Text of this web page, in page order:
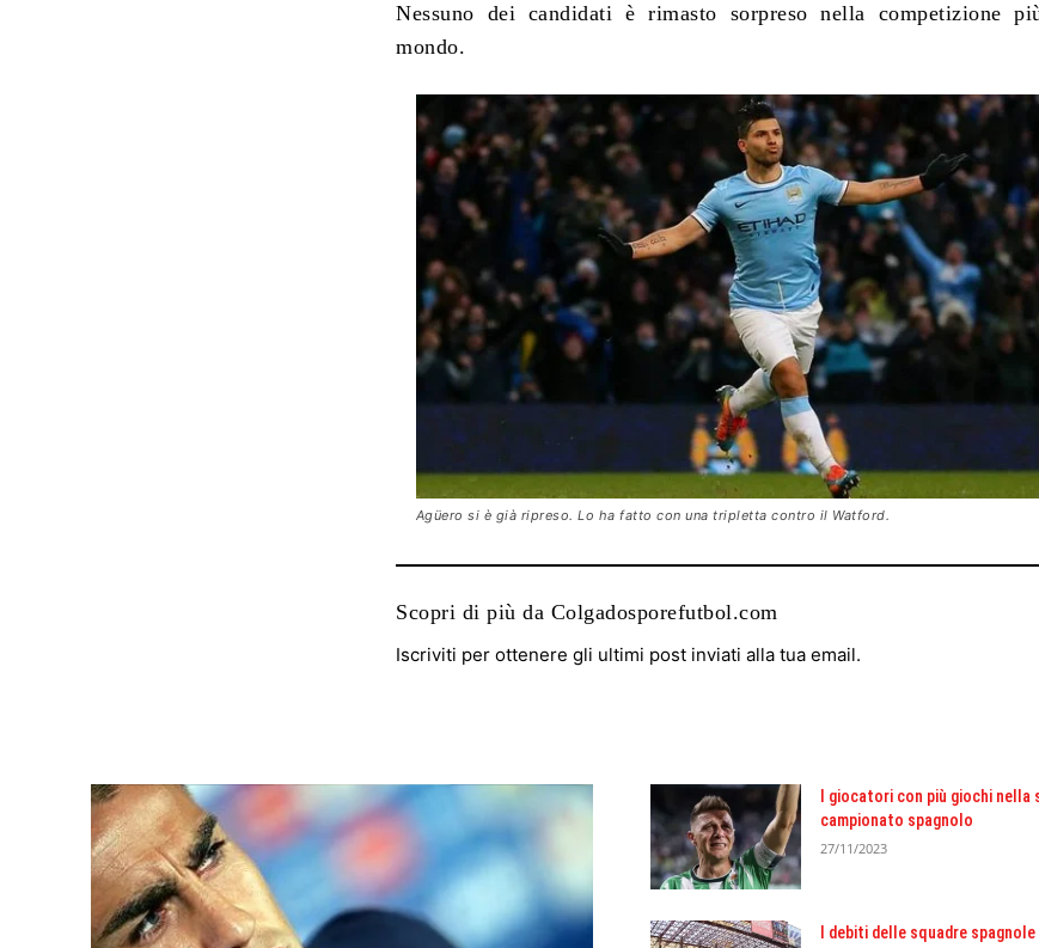
Nessuno dei candidati è rimasto sorpreso nella competizione
mondo.
Agüero si è già ripreso. Lo ha fatto con una tripletta contro il Watford.
Scopri di più da Colgadosporefutbol.com
Iscriviti per ottenere gli ultimi post inviati alla tua email.
I giocatori con più giochi nella
campionato spagnolo
27/11/2023
I debiti delle squadre